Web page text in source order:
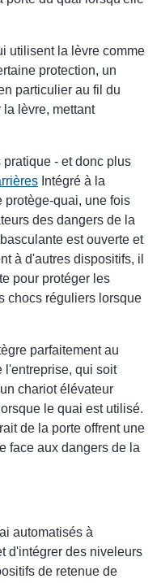
utilisent la lèvre comme
protection, un
particulier au fil du
lèvre, mettant
- et donc plus
Intégré à la
protège-quai, une fois
des dangers de la
est ouverte et
à d'autres dispositifs, il
pour protéger les
chocs réguliers lorsque
parfaitement au
l'entreprise, qui soit
chariot élévateur
le quai est utilisé.
de la porte offrent une
face aux dangers de la
automatisés à
d'intégrer des niveleurs
de retenue de